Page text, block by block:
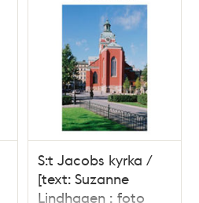
S:t Jacobs kyrka /
[text: Suzanne
Lindhagen ; foto